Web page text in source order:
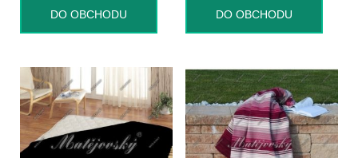
DO OBCHODU DO OBCHODU